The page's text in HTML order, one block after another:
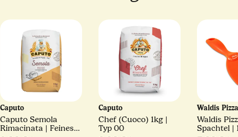
Caputo
Caputo Semola
Rimacinata | Feines
Caputo
Chef (Cuoco) 1kg |
Typ 00
Waldis Pizza
Waldis
Spachtel |